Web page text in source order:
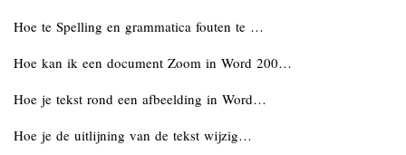
Hoe te Spelling en grammatica fouten te …
Hoe kan ik een document Zoom in Word 200…
Hoe je tekst rond een afbeelding in Word…
Hoe je de uitlijning van de tekst wijzig…